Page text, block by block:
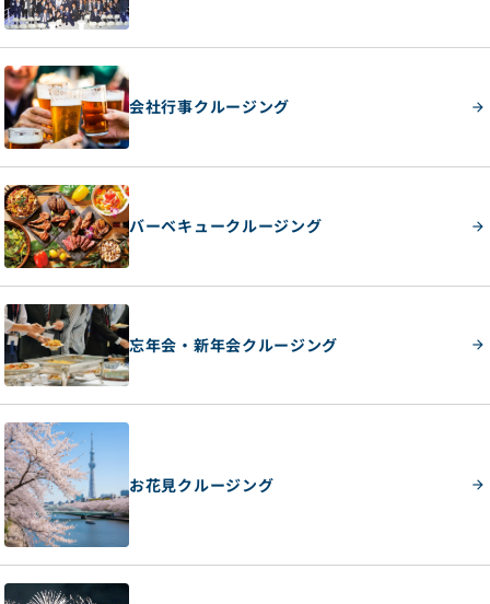
会社行事クルージング
バーベキュークルージング
忘年会・新年会クルージング
お花見クルージング